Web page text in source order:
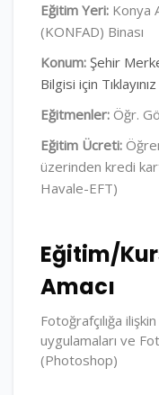
Eğitim Yeri: Konya
(KONFAD) Binası
Konum: Şehir
Bilgisi için Tıklayınız
Eğitmenler: Öğr.
Eğitim Ücreti:
üzerinden kredi
Havale-EFT)
Eğitim/
Amacı
Fotoğrafçılığa
uygulamaları ve
(Photoshop)